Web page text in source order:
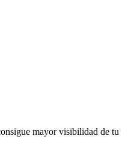
mayor visibilidad de tu